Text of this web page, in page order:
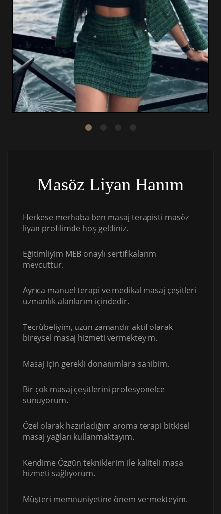
Masöz Liyan Hanım
Herkese merhaba ben masaj terapisti masöz
liyan profilimde hoş geldiniz.
Eğitimliyim MEB onaylı sertifikalarım
mevcuttur.
Ayrıca manuel terapi ve medikal masaj çeşitleri
uzmanlık alanlarım içindedir.
Tecrübeliyim, uzun zamandır aktif olarak
bireysel masaj hizmeti vermekteyim.
Masaj için gerekli donanımlara sahibim.
Bir çok masaj çeşitlerini profesyonelce
sunuyorum.
Özel olarak hazırladığım aroma terapi bitkisel
masaj yağları kullanmaktayım.
Kendime Özgün tekniklerim ile kaliteli masaj
hizmeti sağlıyorum.
Müşteri memnuniyetine önem vermekteyim.